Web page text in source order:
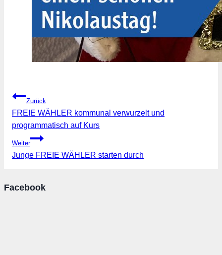
Beitragsnavigation
Zurück
FREIE WÄHLER kommunal verwurzelt und
programmatisch auf Kurs
Weiter
Junge FREIE WÄHLER starten durch
Facebook